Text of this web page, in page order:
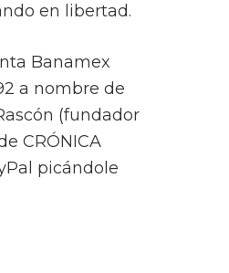
en libertad.
Banamex
a nombre de
(fundador
CRÓNICA
picándole